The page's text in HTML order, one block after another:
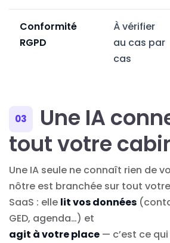
Conformité
RGPD
À vérifier
au cas par
cas
03
Une IA
tout votre
Une IA seule ne connaît rien de
nôtre est branchée sur tout votre
SaaS : elle lit vos données
GED, agenda…) et
agit à votre place — c’est ce